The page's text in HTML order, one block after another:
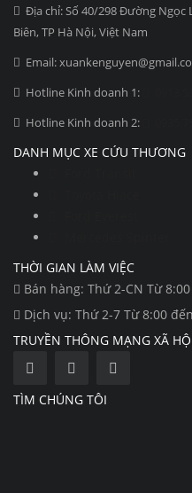
Địa chỉ: Số 40/298 Đường Ngọc
Biên, TP Hà Nội, Việt Nam
Email:
Hotline Kinh doanh 1:
Hotline Kinh doanh 2:
DANH MỤC XE CỨU THƯƠNG
THỜI GIAN LÀM VIỆC
Bán hàng: Thứ 2-CN Từ
Dịch vụ: Thứ 2-7 Từ 8:00
TRUYỀN THÔNG MẠNG XÃ
TÌM CHÚNG TÔI